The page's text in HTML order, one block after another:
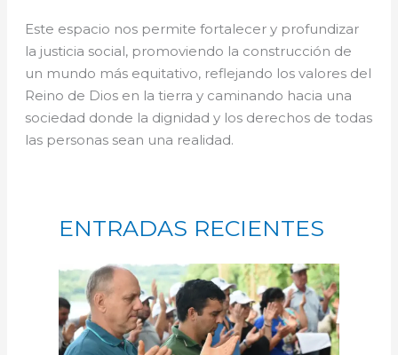
Este espacio nos permite fortalecer y profundizar
la justicia social, promoviendo la construcción de
un mundo más equitativo, reflejando los valores del
Reino de Dios en la tierra y caminando hacia una
sociedad donde la dignidad y los derechos de todas
las personas sean una realidad.
ENTRADAS RECIENTES